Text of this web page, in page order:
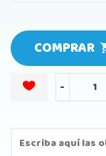
COMPRAR
-